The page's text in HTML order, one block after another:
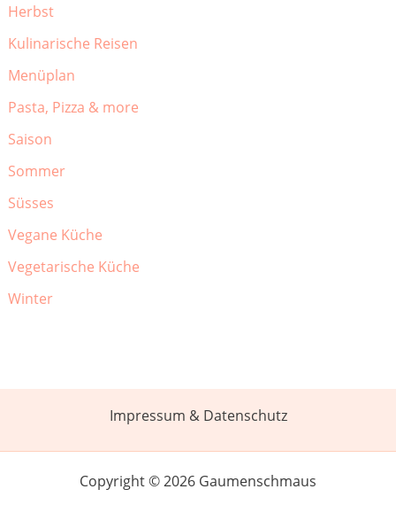
Herbst
Kulinarische Reisen
Menüplan
Pasta, Pizza & more
Saison
Sommer
Süsses
Vegane Küche
Vegetarische Küche
Winter
Impressum & Datenschutz
Copyright © 2026 Gaumenschmaus